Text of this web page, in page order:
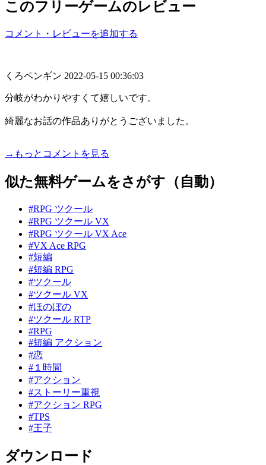
このフリーゲームのレビュー
コメント・レビューを追加する
くろペンギン 2022-05-15 00:36:03
分岐がわかりやすくて嬉しいです。
綺麗なお話の作品ありがとうございました。
→もっとコメントを見る
似た無料ゲームをさがす（自動）
#RPG ツクール
#RPG ツクール VX
#RPG ツクール VX Ace
#VX Ace RPG
#短編
#短編 RPG
#ツクール
#ツクール VX
#ほのぼの
#ツクール RTP
#RPG
#短編 アクション
#恋
#１時間
#アクション
#ストーリー重視
#アクション RPG
#TPS
#王子
ダウンロード